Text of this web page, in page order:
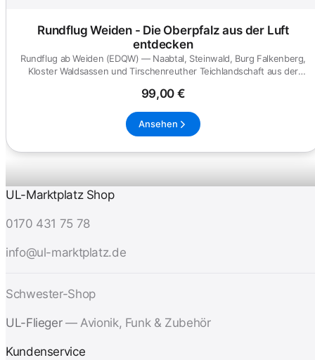
Rundflug Weiden - Die Oberpfalz aus der Luft
entdecken
Rundflug ab Weiden (EDQW) — Naabtal, Steinwald, Burg Falkenberg,
Kloster Waldsassen und Tirschenreuther Teichlandschaft aus der
99,00 €
Ansehen
UL-Marktplatz Shop
0170 431 75 78
info@ul-marktplatz.de
Schwester-Shop
UL-Flieger — Avionik, Funk & Zubehör
Kundenservice